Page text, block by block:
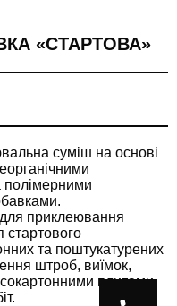
«СТАРТОВА»
суміш на основі
приклеювання
стартового
та поштукатурених
штроб, виїмок,
плитами.